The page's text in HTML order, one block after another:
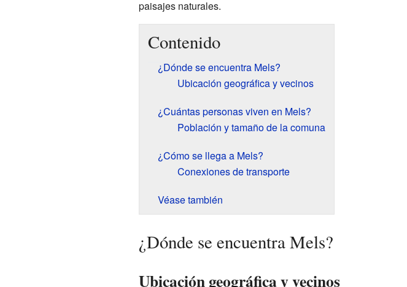
paisajes naturales.
Contenido
¿Dónde se encuentra Mels?
Ubicación geográfica y vecinos
¿Cuántas personas viven en Mels?
Población y tamaño de la comuna
¿Cómo se llega a Mels?
Conexiones de transporte
Véase también
¿Dónde se encuentra Mels?
Ubicación geográfica y vecinos